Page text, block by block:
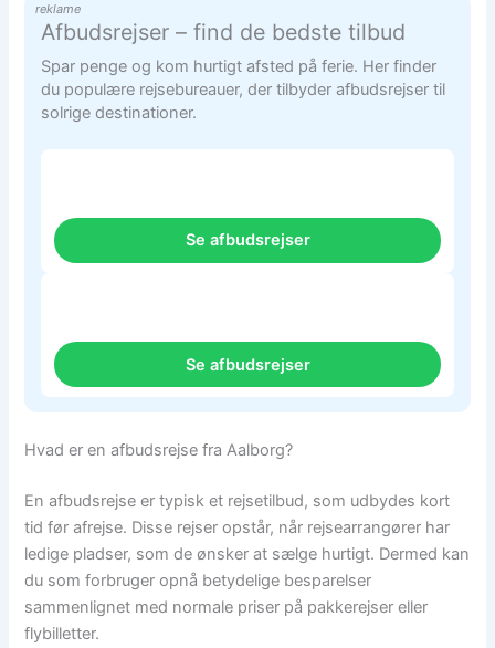
reklame
Afbudsrejser – find de bedste tilbud
Spar penge og kom hurtigt afsted på ferie. Her finder
du populære rejsebureauer, der tilbyder afbudsrejser til
solrige destinationer.
Se afbudsrejser
Se afbudsrejser
Hvad er en afbudsrejse fra Aalborg?
En afbudsrejse er typisk et rejsetilbud, som udbydes kort
tid før afrejse. Disse rejser opstår, når rejsearrangører har
ledige pladser, som de ønsker at sælge hurtigt. Dermed kan
du som forbruger opnå betydelige besparelser
sammenlignet med normale priser på pakkerejser eller
flybilletter.